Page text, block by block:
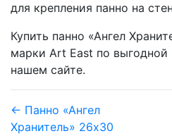
для крепления панно на
Купить панно «Ангел
марки Art East по
нашем сайте.
← Панно «Ангел
Хранитель» 26х30